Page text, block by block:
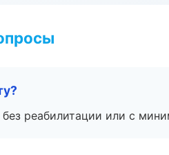
реабилитации или с